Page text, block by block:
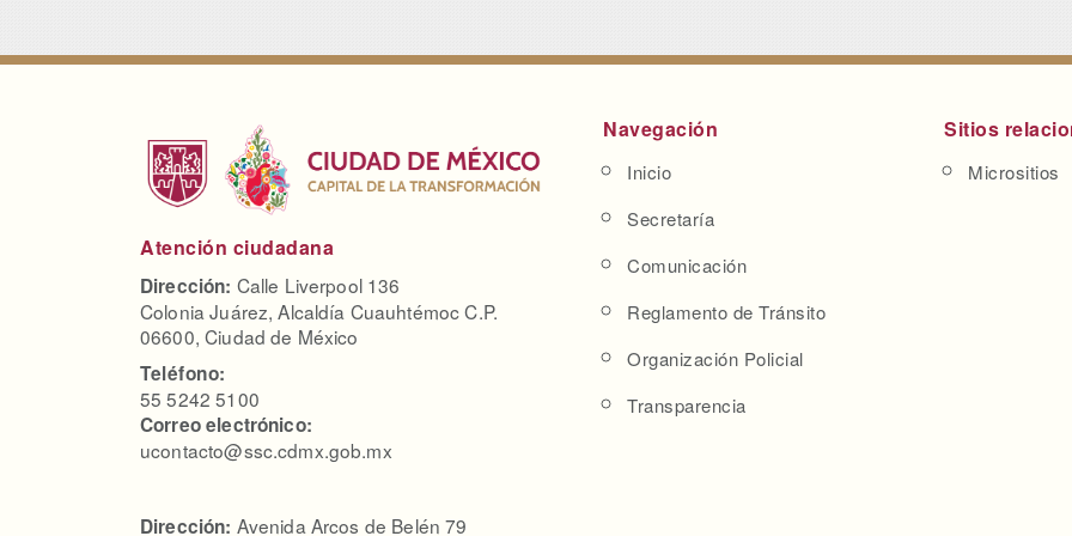
Atención ciudadana
Dirección: Calle Liverpool 136
Colonia Juárez, Alcaldía Cuauhtémoc C.P.
06600, Ciudad de México
Teléfono:
55 5242 5100
Correo electrónico:
ucontacto@ssc.cdmx.gob.mx
Dirección: Avenida Arcos de Belén 79
Navegación
Inicio
Secretaría
Comunicación
Reglamento de Tránsito
Organización Policial
Transparencia
Sitios
Micrositios